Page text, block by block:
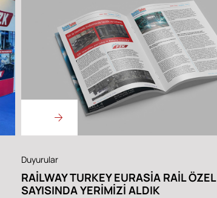
Duyurular
RAILWAY TURKEY EURASIA RAIL ÖZEL
SAYISINDA YERIMIZI ALDIK